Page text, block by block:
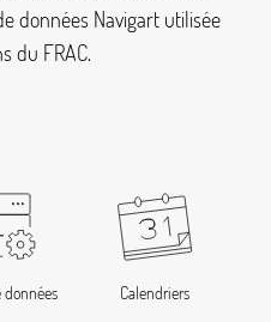
données Navigart utilisée
du FRAC.
données Calendriers